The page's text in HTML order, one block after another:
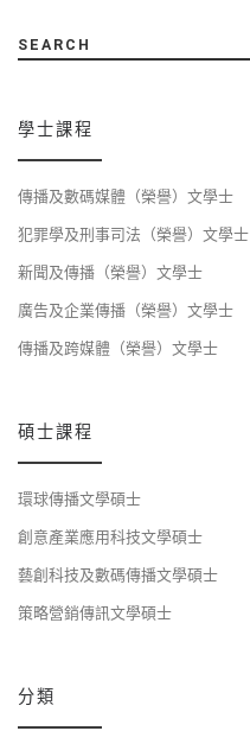
SEARCH
學士課程
傳播及數碼媒體（榮譽）文學士
犯罪學及刑事司法（榮譽）文學士
新聞及傳播（榮譽）文學士
廣告及企業傳播（榮譽）文學士
傳播及跨媒體（榮譽）文學士
碩士課程
環球傳播文學碩士
創意產業應用科技文學碩士
藝創科技及數碼傳播文學碩士
策略營銷傳訊文學碩士
分類